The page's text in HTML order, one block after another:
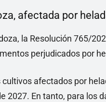
afectada por
la Resolución 765/
perjudicados por
cultivos afectados por
2027. En tanto, para los